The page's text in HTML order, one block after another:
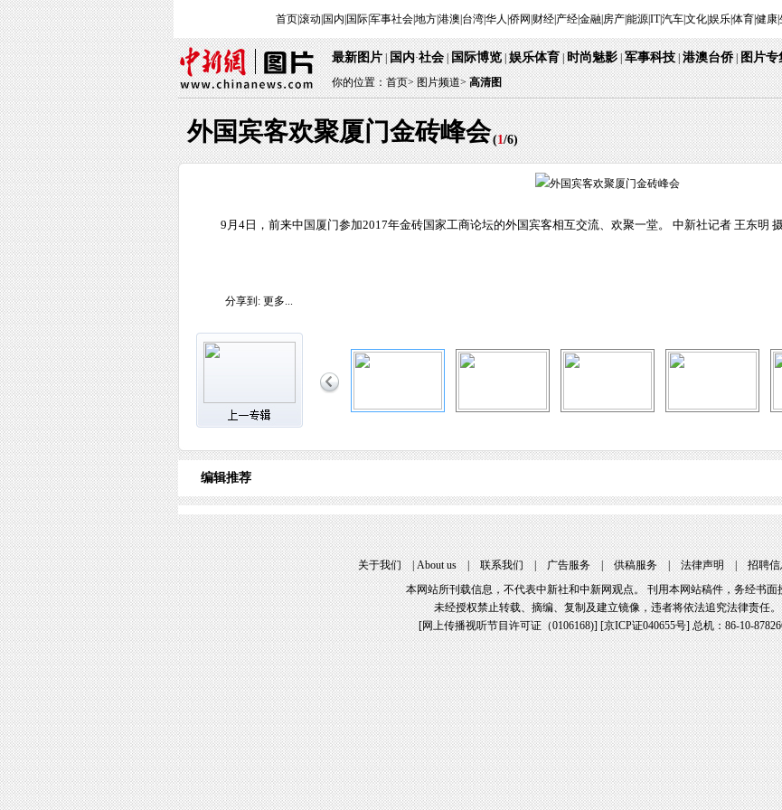
首页|滚动 国内 国际|军事社会|地方|港澳 台湾|华人 侨网 财经| 产经|金融| 房产|能源|IT|汽车|文化|娱乐|体育|健康|
最新图片|国内·社会|国际博览|娱乐体育|时尚魅影|军事科技|港澳台侨|图片专
你的位置：首页>图片频道> 高清图
外国宾客欢聚厦门金砖峰会(1/6)
9月4日，前来中国厦门参加2017年金砖国家工商论坛的外国宾客相互交流、欢聚一堂。 中新社记者 王东明
分享到: 更多...
编辑推荐
关于我们|About us|联系我们|广告服务|供稿服务|法律声明|招聘信
本网站所刊载信息，不代表中新社和中新网观点。 刊用本网站稿件，务经书面
未经授权禁止转载、摘编、复制及建立镜像，违者将依法追究法律责任。
[网上传播视听节目许可证（0106168)] [京ICP证040655号] 总机：86-10-